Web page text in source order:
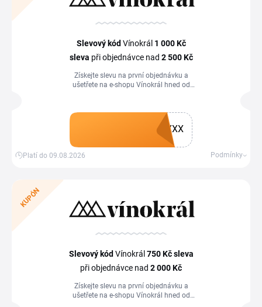
Slevový kód Vínokrál 1 000 Kč
sleva při objednávce nad 2500 Kč
Získejte slevu na první objednávku a
ušetřete na e-shopu Vínokrál hned od
kombinovat s kupóny se slevou na první
nákup v hodnotě 500 Kč a 750 Kč a s
XXX
Platí do 09.08.2026 Podmínky
KUPÓN
Slevový kód Vínokrál 750 Kč sleva
při objednávce nad 2000 Kč
Získejte slevu na první objednávku a
ušetřete na e-shopu Vínokrál hned od